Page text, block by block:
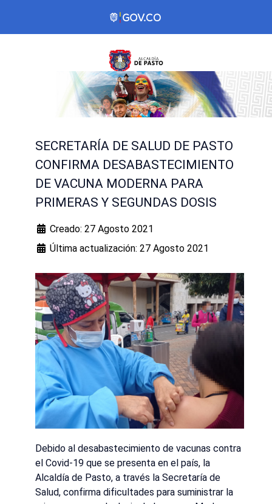
SECRETARÍA DE SALUD DE PASTO
CONFIRMA DESABASTECIMIENTO
DE VACUNA MODERNA PARA
PRIMERAS Y SEGUNDAS DOSIS
Creado: 27 Agosto 2021
Última actualización: 27 Agosto 2021
Debido al desabastecimiento de vacunas contra
el Covid-19 que se presenta en el país, la
Alcaldía de Pasto, a través la Secretaría de
Salud, confirma dificultades para suministrar la